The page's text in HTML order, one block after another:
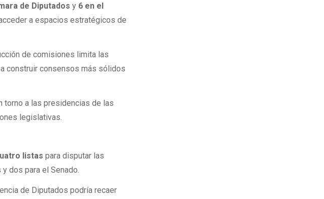
de Diputados y 6 en el
a espacios estratégicos de
de comisiones limita las
construir consensos más sólidos
torno a las presidencias de las
legislativas.
listas para disputar las
dos para el Senado.
de Diputados podría recaer